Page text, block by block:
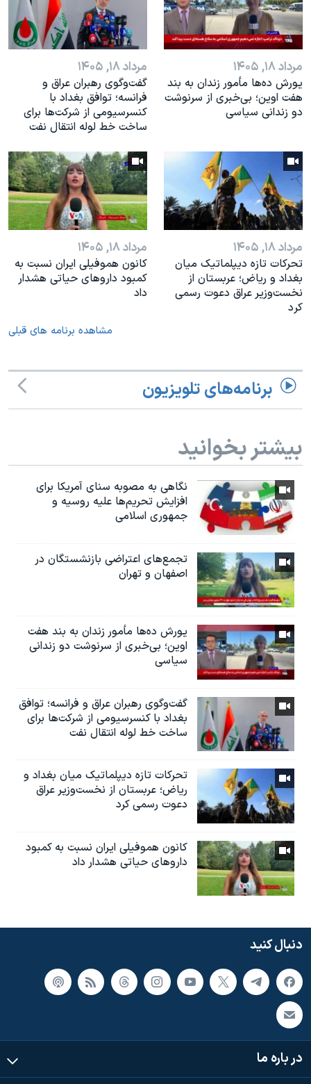
مرداد ۱۸, ۱۴۰۵
یورش ده‌ها مأمور زندان به بند
هفت اوین؛ بی‌خبری از سرنوشت
دو زندانی سیاسی
مرداد ۱۸, ۱۴۰۵
گفت‌وگوی رهبران عراق و
فرانسه؛ توافق بغداد با
کنسرسیومی از شرکت‌ها برای
ساخت خط لوله انتقال نفت
مرداد ۱۸, ۱۴۰۵
تحرکات تازه دیپلماتیک میان
بغداد و ریاض؛ عربستان از
نخست‌وزیر عراق دعوت رسمی
کرد
مرداد ۱۸, ۱۴۰۵
کانون هموفیلی ایران نسبت به
کمبود داروهای حیاتی هشدار
داد
مشاهده برنامه های قبلی
برنامه‌های تلویزیون
بیشتر بخوانید
نگاهی به مصوبه سنای آمریکا برای
افزایش تحریم‌ها علیه روسیه و
جمهوری اسلامی
تجمع‌های اعتراضی بازنشستگان در
اصفهان و تهران
یورش ده‌ها مأمور زندان به بند هفت
اوین؛ بی‌خبری از سرنوشت دو زندانی
سیاسی
گفت‌وگوی رهبران عراق و فرانسه؛ توافق
بغداد با کنسرسیومی از شرکت‌ها برای
ساخت خط لوله انتقال نفت
تحرکات تازه دیپلماتیک میان بغداد و
ریاض؛ عربستان از نخست‌وزیر عراق
دعوت رسمی کرد
کانون هموفیلی ایران نسبت به کمبود
داروهای حیاتی هشدار داد
دنبال کنید
در باره ما